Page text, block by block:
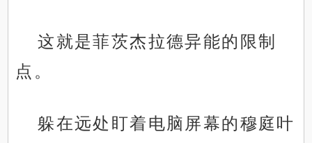
这就是菲茨杰拉德异能的限制
点。
躲在远处盯着电脑屏幕的穆庭叶